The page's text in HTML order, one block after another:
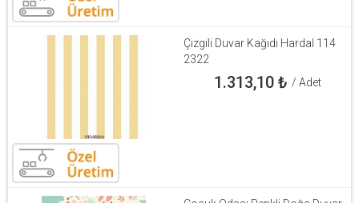
Çizgili Duvar Kağıdı Hardal 114
2322
1.313,10₺ / Adet